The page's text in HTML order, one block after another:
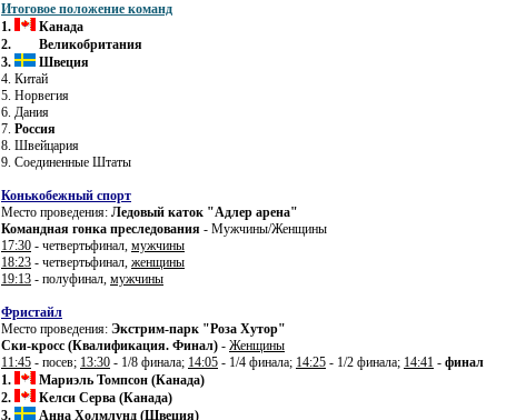
Итоговое положение команд
1.
Канада
2.
Великобритания
3.
Швеция
4. Китай
5. Норвегия
6. Дания
7. Россия
8. Швейцария
9. Соединенные Штаты
Конькобежный спорт
Место проведения: Ледовый каток "Адлер арена"
Командная гонка преследования - Мужчины/Женщины
17:30 - четвертьфинал, мужчины
18:23 - четвертьфинал, женщины
19:13 - полуфинал, мужчины
Фристайл
Место проведения: Экстрим-парк "Роза Хутор"
Ски-кросс (Квалификация. Финал) - Женщины
11:45 - посев; 13:30 - 1/8 финала; 14:05 - 1/4 финала; 14:25 - 1/2 финала; 14:41 - финал
1.
Мариэль Томпсон (Канада)
2.
Келси Серва (Канада)
3.
Анна Холмлунд (Швеция)